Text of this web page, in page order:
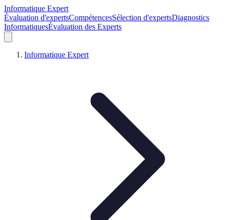
Informatique Expert
Évaluation d'expertsCompétencesSélection d'expertsDiagnostics
InformatiquesÉvaluation des Experts
Informatique Expert